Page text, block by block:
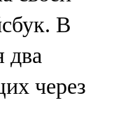
В
два
через